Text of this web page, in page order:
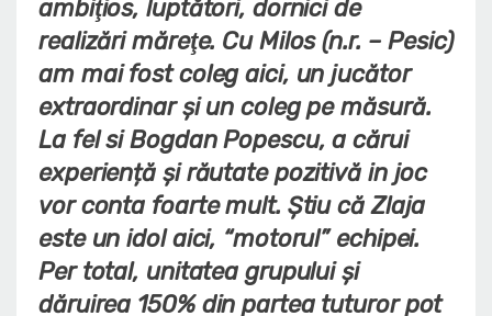
ambiţios, luptători, dornici de
realizări măreţe. Cu Milos (n.r. – Pesic)
am mai fost coleg aici, un jucător
extraordinar şi un coleg pe măsură.
La fel si Bogdan Popescu, a cărui
experiență și răutate pozitivă in joc
vor conta foarte mult. Știu că Zlaja
este un idol aici, “motorul” echipei.
Per total, unitatea grupului și
dăruirea 150% din partea tuturor pot